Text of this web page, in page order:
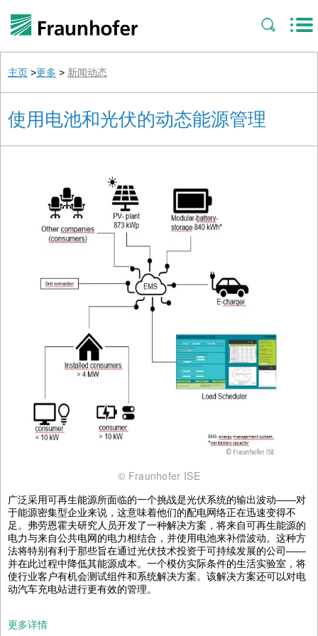
主页 >更多 > 新闻动态
使用电池和光伏的动态能源管理
© Fraunhofer ISE
广泛采用可再生能源所面临的一个挑战是光伏系统的输出波动——对
于能源密集型企业来说，这意味着他们的配电网络正在迅速变得不
足。弗劳恩霍夫研究人员开发了一种解决方案，将来自可再生能源的
电力与来自公共电网的电力相结合，并使用电池来补偿波动。这种方
法将特别有利于那些旨在通过光伏技术投资于可持续发展的公司——
并在此过程中降低其能源成本。一个模仿实际条件的生活实验室，将
使行业客户有机会测试组件和系统解决方案。该解决方案还可以对电
动汽车充电站进行更有效的管理。
更多详情